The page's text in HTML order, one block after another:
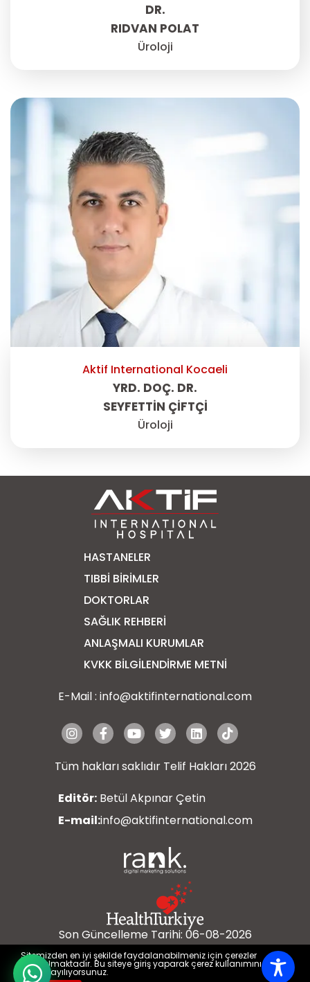
DR.
RIDVAN POLAT
Üroloji
Aktif International Kocaeli
YRD. DOÇ. DR.
SEYFETTIN ÇIFTÇI
Üroloji
HASTANELER
TIBBI BIRIMLER
DOKTORLAR
SAĞLIK REHBERI
ANLAŞMALI KURUMLAR
KVKK BİLGİLENDİRME METNİ
E-Mail : info@aktifinternational.com
Tüm hakları saklıdır Telif Hakları 2026
Editör:Betül Akpınar Çetin
E-mail:info@aktifinternational.com
Son Güncelleme Tarihi: 06-08-2026
Sitemizden en iyi şekilde faydalanabilmeniz için çerezler
kullanılmaktadır. Bu siteye giriş yaparak çerez kullanımını kabul
etmiş sayılıyorsunuz.